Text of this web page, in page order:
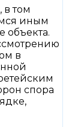
том
иным
объекта.
в
спора